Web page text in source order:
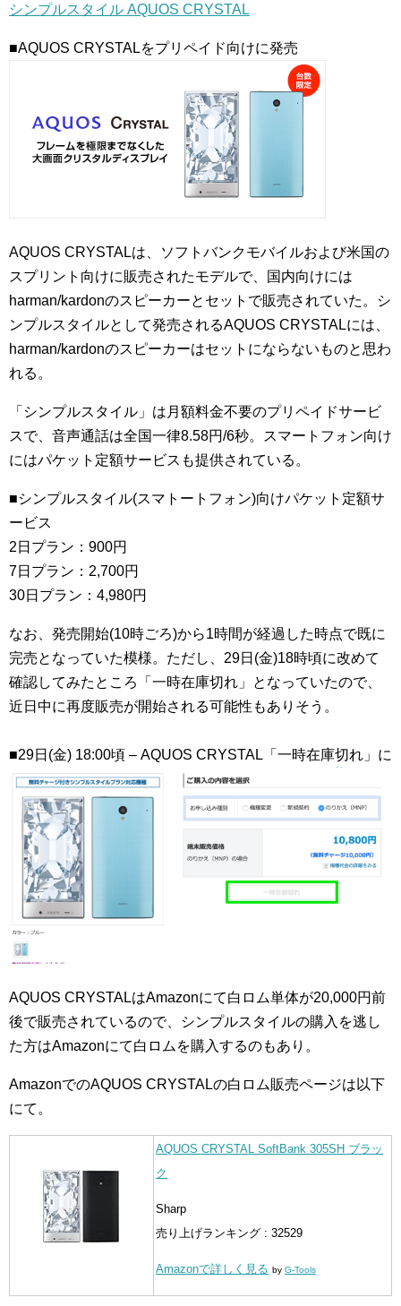
シンプルスタイル AQUOS CRYSTAL
■AQUOS CRYSTALをプリペイド向けに発売
AQUOS CRYSTALは、ソフトバンクモバイルおよび米国の
スプリント向けに販売されたモデルで、国内向けには
harman/kardonのスピーカーとセットで販売されていた。シ
ンプルスタイルとして発売されるAQUOS CRYSTALには、
harman/kardonのスピーカーはセットにならないものと思わ
れる。
「シンプルスタイル」は月額料金不要のプリペイドサービ
スで、音声通話は全国一律8.58円/6秒。スマートフォン向け
にはパケット定額サービスも提供されている。
■シンプルスタイル(スマトートフォン)向けパケット定額サ
ービス
2日プラン：900円
7日プラン：2,700円
30日プラン：4,980円
なお、発売開始(10時ごろ)から1時間が経過した時点で既に
完売となっていた模様。ただし、29日(金)18時頃に改めて
確認してみたところ「一時在庫切れ」となっていたので、
近日中に再度販売が開始される可能性もありそう。
■29日(金) 18:00頃 – AQUOS CRYSTAL「一時在庫切れ」に
AQUOS CRYSTALはAmazonにて白ロム単体が20,000円前
後で販売されているので、シンプルスタイルの購入を逃し
た方はAmazonにて白ロムを購入するのもあり。
AmazonでのAQUOS CRYSTALの白ロム販売ページは以下
にて。
AQUOS CRYSTAL SoftBank 305SH ブラッ
ク
Sharp
売り上げランキング : 32529
Amazonで詳しく見る by G-Tools